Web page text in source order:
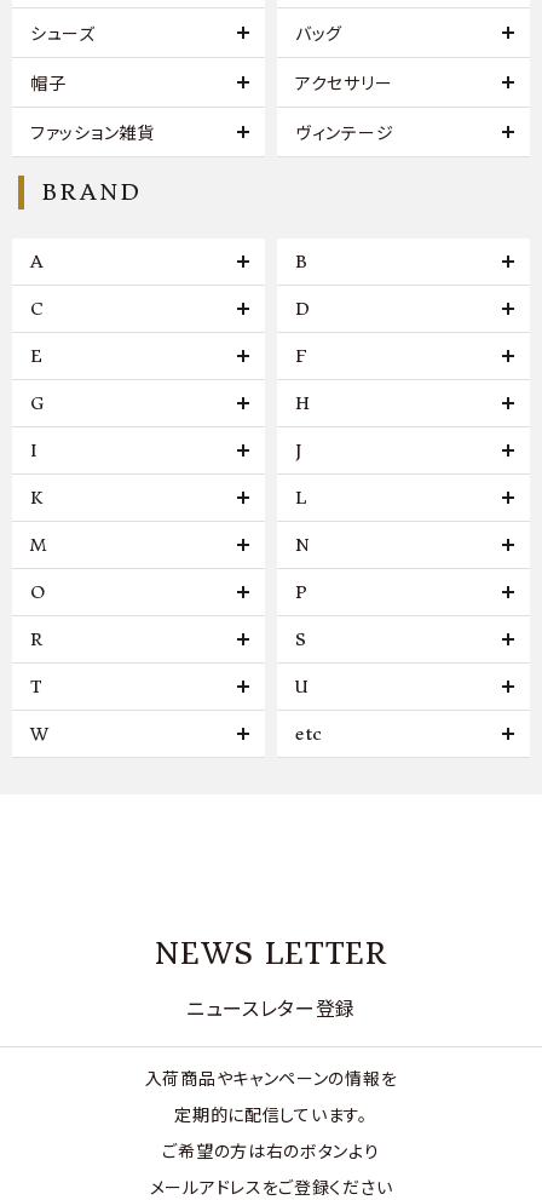
シューズ バッグ
帽子 アクセサリー
ファッション雑貨 ヴィンテージ
BRAND
A B
C D
E F
G H
I J
K L
M N
O P
R S
T U
W etc
NEWS LETTER
ニュースレター登録
入荷商品やキャンペーンの情報を
定期的に配信しています。
ご希望の方は右のボタンより
メールアドレスをご登録ください